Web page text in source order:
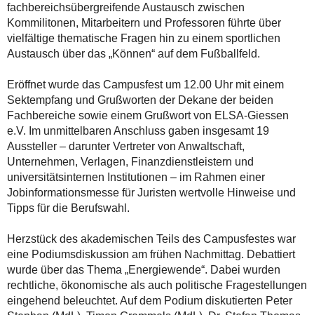
fachbereichsübergreifende Austausch zwischen
Kommilitonen, Mitarbeitern und Professoren führte über
vielfältige thematische Fragen hin zu einem sportlichen
Austausch über das „Können“ auf dem Fußballfeld.
Eröffnet wurde das Campusfest um 12.00 Uhr mit einem
Sektempfang und Grußworten der Dekane der beiden
Fachbereiche sowie einem Grußwort von ELSA-Giessen
e.V. Im unmittelbaren Anschluss gaben insgesamt 19
Aussteller – darunter Vertreter von Anwaltschaft,
Unternehmen, Verlagen, Finanzdienstleistern und
universitätsinternen Institutionen – im Rahmen einer
Jobinformationsmesse für Juristen wertvolle Hinweise und
Tipps für die Berufswahl.
Herzstück des akademischen Teils des Campusfestes war
eine Podiumsdiskussion am frühen Nachmittag. Debattiert
wurde über das Thema „Energiewende“. Dabei wurden
rechtliche, ökonomische als auch politische Fragestellungen
eingehend beleuchtet. Auf dem Podium diskutierten Peter